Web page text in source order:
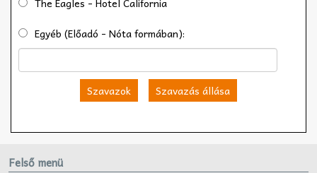
Egyéb (Előadó - Nóta formában):
Szavazok Szavazás állása
Felső menü